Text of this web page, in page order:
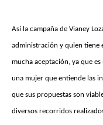
Así la campaña de Vianey
administración y quien tiene
mucha aceptación, ya que
una mujer que entiende las
que sus propuestas son
diversos recorridos